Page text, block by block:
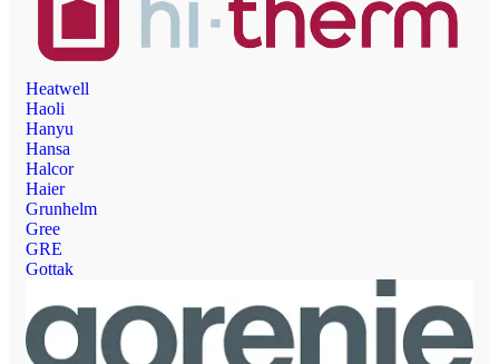
Heatwell
Haoli
Hanyu
Hansa
Halcor
Haier
Grunhelm
Gree
GRE
Gottak